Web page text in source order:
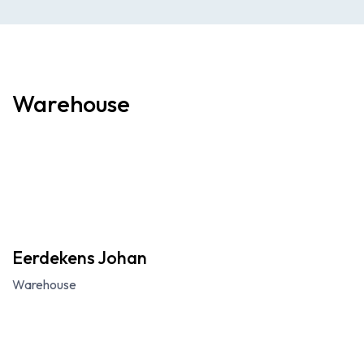
Warehouse
Eerdekens Johan
Warehouse